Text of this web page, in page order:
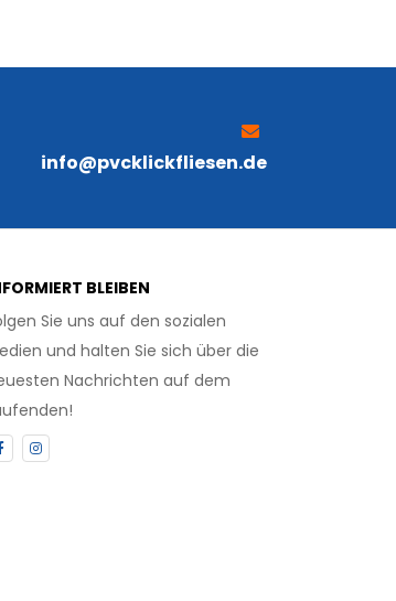
info@pvcklickfliesen.de
BLEIBEN
Sie uns auf den sozialen
und halten Sie sich über die
Nachrichten auf dem